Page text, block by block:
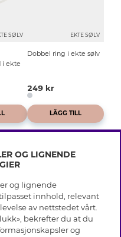
SØLV
i ekte
EKTE SØLV
Dobbel ring i ekte sølv
249 kr
LÄGG TILL
OG LIGNENDE
og lignende
innhold, relevant
av nettstedet vårt.
bekrefter du at du
og